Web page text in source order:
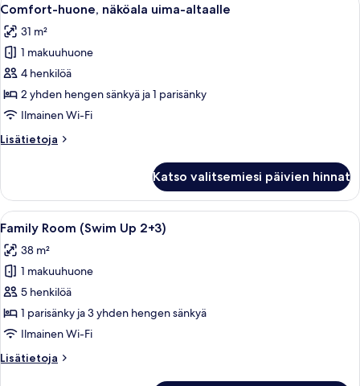
altaalle
kaikki
huonetyypin
Comfort-
huone,
näköala
uima-
kuvat
6
Comfort-huone, näköala uima-altaalle
31 m²
1 makuuhuone
4 henkilöä
2 yhden hengen sänkyä ja 1 parisänky
Ilmainen Wi-Fi
Lisätietoja
Lisätietoja
näköala
uima-
altaalle
Katso valitsemiesi päivien hinnat
Avaa
kaikki
huonetyypin
Family
Room
(Swim
Up
kuvat
Uima-allasalue, jolta on esteetön
7
Family Room (Swim Up 2+3)
38 m²
1 makuuhuone
5 henkilöä
1 parisänky ja 3 yhden hengen sänkyä
Ilmainen Wi-Fi
Lisätietoja
Lisätietoja